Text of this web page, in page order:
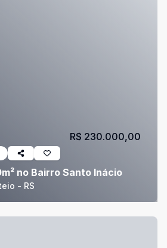
no Bairro Santo Inácio
- RS
R$ 230.000,00